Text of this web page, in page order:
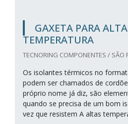
GAXETA PARA ALTA
TEMPERATURA
TECNORING COMPONENTES / SÃO
Os isolantes térmicos no
podem ser chamados de
próprio nome já diz, são
quando se precisa de um bom
vez que resistem A altas